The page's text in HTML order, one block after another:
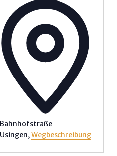
Bahnhofstraße
Usingen, Wegbeschreibung